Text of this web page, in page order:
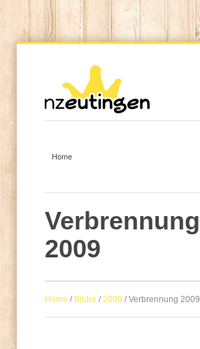
Verbrennung
2009
Home / Bilder / 2009 / Verbrennung 2009